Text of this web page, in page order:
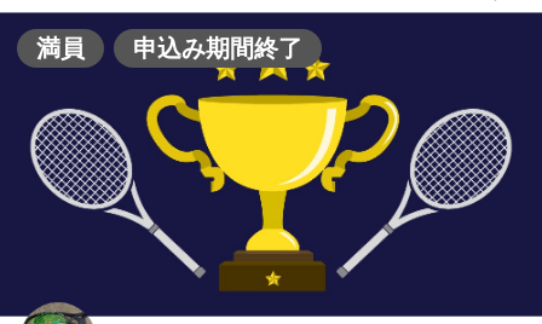
満員 申込み期間終了